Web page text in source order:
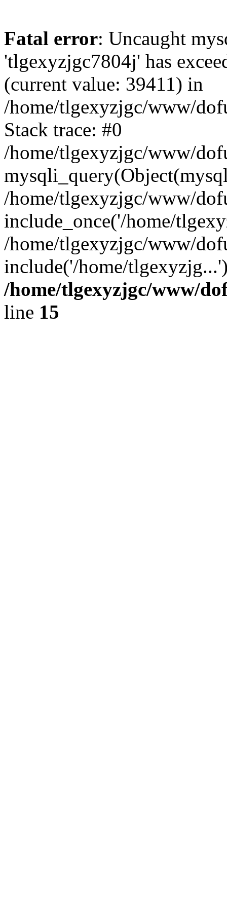
Fatal error: Uncaught
'tlgexyzjgc7804j' has
(current value: 39411) in
/home/tlgexyzjgc/www/
Stack trace: #0
/home/tlgexyzjgc/www/
/home/tlgexyzjgc/www/
include_once('/home/
/home/tlgexyzjgc/www/
include('/home/
/home/tlgexyzjgc/www/
line 15